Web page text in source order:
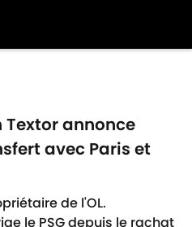
Textor annonce
avec Paris et
de l'OL.
le PSG depuis le rachat